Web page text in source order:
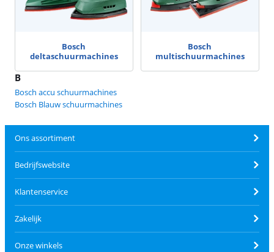
Bosch
deltaschuurmachines
Bosch
multischuurmachines
B
Bosch accu schuurmachines
Bosch Blauw schuurmachines
Ons assortiment
Bedrijfswebsite
Klantenservice
Zakelijk
Onze winkels